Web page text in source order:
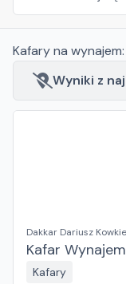
Kafaryna wynajem:
Wyniki z
Dakkar Dariusz
Kafar Wynajem
Kafary